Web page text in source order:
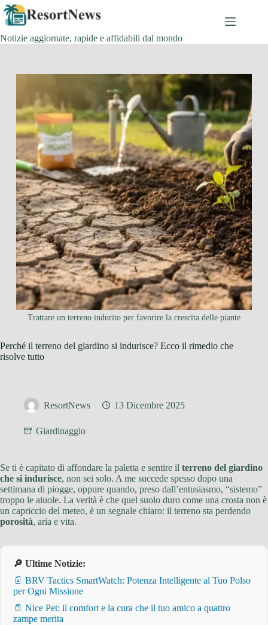
Salta
al
contenuto
Notizie aggiornate, rapide e affidabili dal mondo
Trattare un terreno indurito per favorire la crescita delle piante
Perché il terreno del giardino si indurisce? Ecco il rimedio che
risolve tutto
ResortNews 13 Dicembre 2025
Giardinaggio
Se ti è capitato di affondare la paletta e sentire il terreno del giardino
che si indurisce, non sei solo. A me succede spesso dopo una
settimana di piogge, oppure quando, preso dall’entusiasmo, “sistemo”
troppo le aiuole. La verità è che quel suolo duro come una crosta non è
un capriccio del meteo, è un segnale chiaro: il terreno sta perdendo
porosità, aria e vita.
🔎 Ultime Notizie:
📄 BRV Tactics SmartWatch: Potenza Intelligente al Tuo Polso
per Ogni Missione
📄 Nice Pet: il comfort e la cura che il tuo amico a quattro
zampe merita